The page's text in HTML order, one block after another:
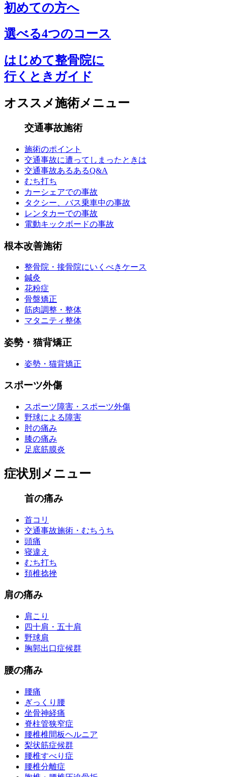
初めての方へ
選べる4つのコース
はじめて整骨院に
行くときガイド
オススメ施術メニュー
交通事故施術
施術のポイント
交通事故に遭ってしまったときは
交通事故あるあるQ&A
むち打ち
カーシェアでの事故
タクシー、バス乗車中の事故
レンタカーでの事故
電動キックボードの事故
根本改善施術
整骨院・接骨院にいくべきケース
鍼灸
花粉症
骨盤矯正
筋肉調整・整体
マタニティ整体
姿勢・猫背矯正
姿勢・猫背矯正
スポーツ外傷
スポーツ障害・スポーツ外傷
野球による障害
肘の痛み
膝の痛み
足底筋膜炎
症状別メニュー
首の痛み
首コリ
交通事故施術・むちうち
頭痛
寝違え
むち打ち
頚椎捻挫
肩の痛み
肩こり
四十肩・五十肩
野球肩
胸郭出口症候群
腰の痛み
腰痛
ぎっくり腰
坐骨神経痛
脊柱管狭窄症
腰椎椎間板ヘルニア
梨状筋症候群
腰椎すべり症
腰椎分離症